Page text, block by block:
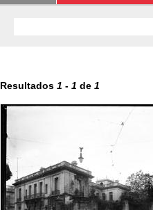
Resultados 1 - 1 de 1